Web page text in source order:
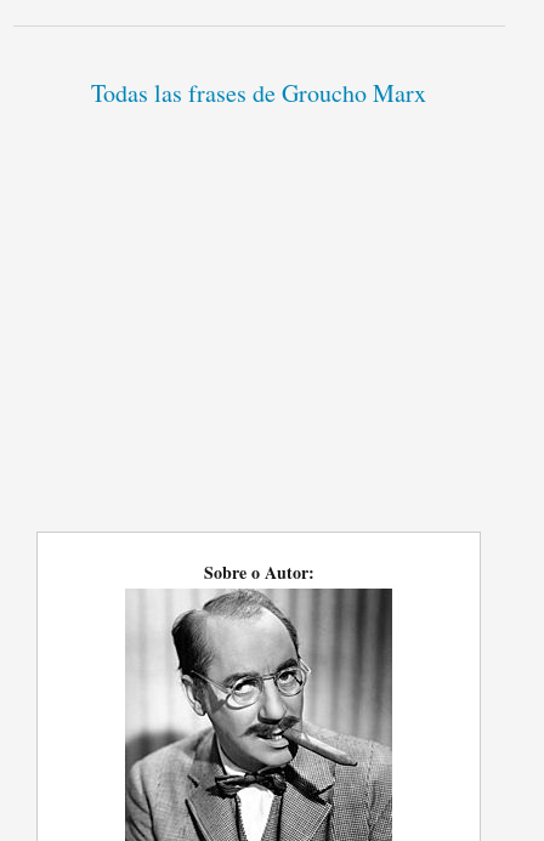
Todas las frases de Groucho Marx
Sobre o Autor: